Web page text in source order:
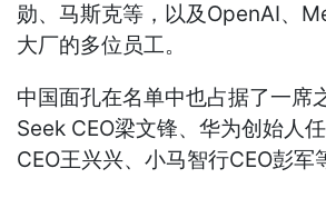
勋、马斯克等，以及OpenAI、
大厂的多位员工。
中国面孔在名单中也占据了一席
Seek CEO梁文锋、华为创始人
CEO王兴兴、小马智行CEO彭军